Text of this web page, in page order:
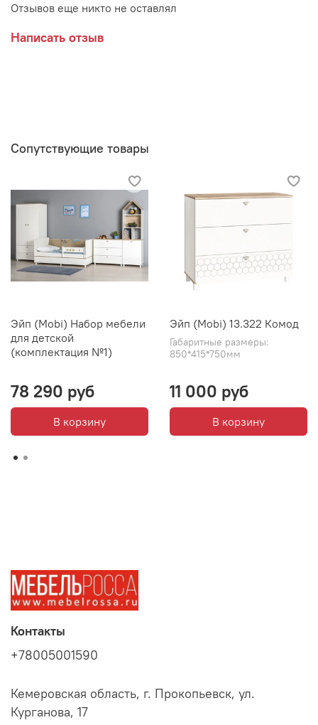
Отзывов еще никто не оставлял
Написать отзыв
Сопутствующие товары
Эйп (Mobi) Набор мебели
для детской
(комплектация №1)
78 290 руб
В корзину
Эйп (Mobi) 13.322 Комод
Габаритные размеры:
850*415*750мм
11 000 руб
В корзину
Контакты
+78005001590
Кемеровская область, г. Прокопьевск, ул.
Курганова, 17